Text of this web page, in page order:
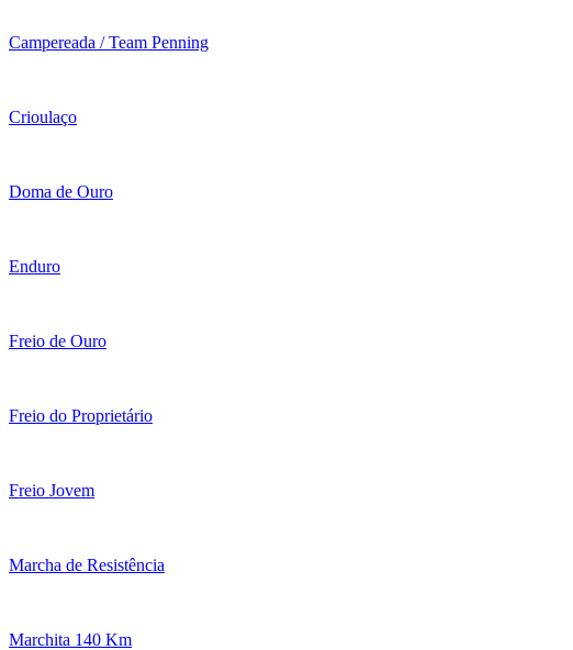
Campereada / Team Penning
Crioulaço
Doma de Ouro
Enduro
Freio de Ouro
Freio do Proprietário
Freio Jovem
Marcha de Resistência
Marchita 140 Km